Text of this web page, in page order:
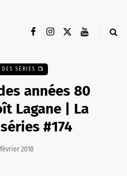
DES SÉRIES 📺
années 80
Lagane | La
#174
2018